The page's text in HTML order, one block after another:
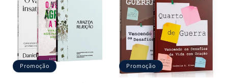
Promoção Promoção